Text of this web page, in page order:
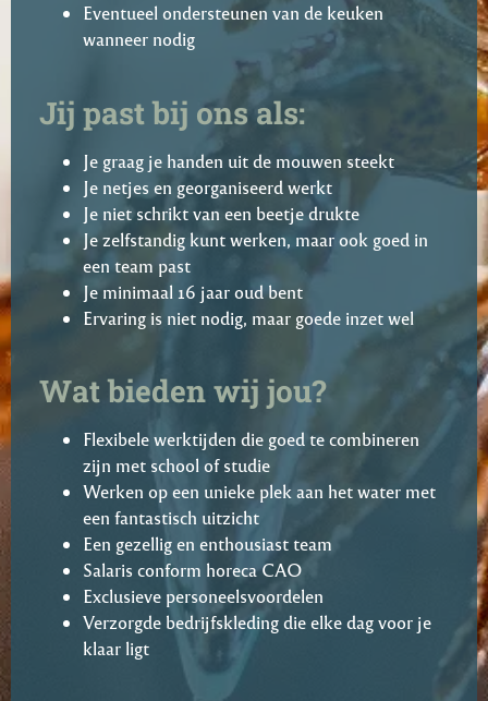
Eventueel ondersteunen van de keuken
wanneer nodig
Jij past bij ons als:
Je graag je handen uit de mouwen steekt
Je netjes en georganiseerd werkt
Je niet schrikt van een beetje drukte
Je zelfstandig kunt werken, maar ook goed in
een team past
Je minimaal 16 jaar oud bent
Ervaring is niet nodig, maar goede inzet wel
Wat bieden wij jou?
Flexibele werktijden die goed te combineren
zijn met school of studie
Werken op een unieke plek aan het water met
een fantastisch uitzicht
Een gezellig en enthousiast team
Salaris conform horeca CAO
Exclusieve personeelsvoordelen
Verzorgde bedrijfskleding die elke dag voor je
klaar ligt